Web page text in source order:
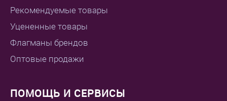
Рекомендуемые товары
Уцененные товары
Флагманы брендов
Оптовые продажи
ПОМОЩЬ И СЕРВИСЫ